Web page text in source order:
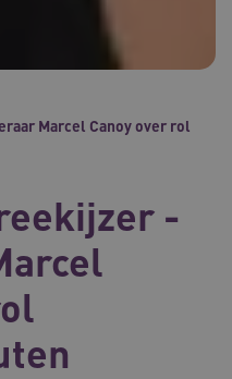
Marcel Canoy over rol
-